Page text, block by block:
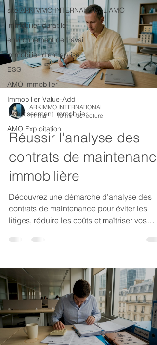
site ARKIMMO INTERNATIONAL AMO
immobilier durable
environnement de travail
immobilier d'entreprise
ESG
AMO Immobilier
Immobilier Value-Add
investissement immobilier
AMO Exploitation
ARKIMMO INTERNATIONAL
11 mai
10 min de lecture
Réussir l'analyse des
contrats de maintenance
immobilière
Découvrez une démarche d’analyse des
contrats de maintenance pour éviter les
litiges, réduire les coûts et maîtriser vos